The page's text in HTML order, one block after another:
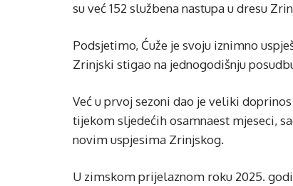
su već 152 službena nastupa u dresu
Podsjetimo, Ćuže je svoju iznimno
Zrinjski stigao na jednogodišnju
Već u prvoj sezoni dao je veliki
tijekom sljedećih osamnaest mjeseci,
novim uspjesima Zrinjskog.
U zimskom prijelaznom roku 2025.